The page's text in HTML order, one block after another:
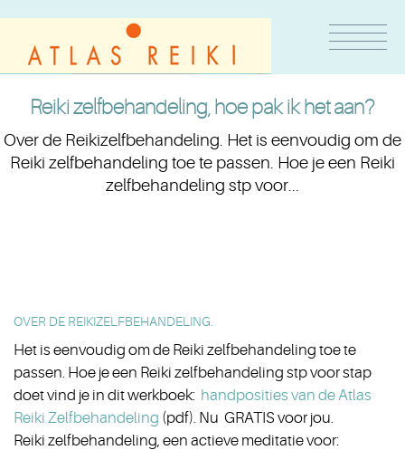
Reiki zelfbehandeling, hoe pak ik het aan?
Over de Reikizelfbehandeling. Het is eenvoudig om de
Reiki zelfbehandeling toe te passen. Hoe je een Reiki
zelfbehandeling stp voor...
OVER DE REIKIZELFBEHANDELING.
Het is eenvoudig om de Reiki zelfbehandeling toe te
passen. Hoe je een Reiki zelfbehandeling stp voor stap
doet vind je in dit werkboek: handposities van de Atlas
Reiki Zelfbehandeling (pdf). Nu GRATIS voor jou.
Reiki zelfbehandeling, een actieve meditatie voor: